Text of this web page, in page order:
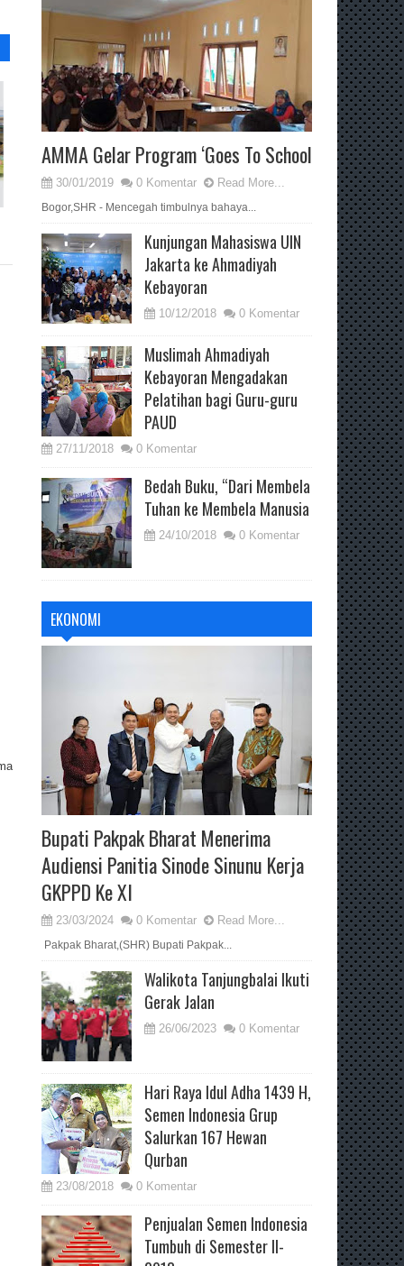
AMMA Gelar Program ‘Goes To School
30/01/2019 0 Komentar Read More...
Bogor,SHR - Mencegah timbulnya bahaya...
Kunjungan Mahasiswa UIN
Jakarta ke Ahmadiyah
Kebayoran
10/12/2018 0 Komentar
Muslimah Ahmadiyah
Kebayoran Mengadakan
Pelatihan bagi Guru-guru
PAUD
27/11/2018 0 Komentar
Bedah Buku, “Dari Membela
Tuhan ke Membela Manusia
24/10/2018 0 Komentar
EKONOMI
Bupati Pakpak Bharat Menerima
Audiensi Panitia Sinode Sinunu Kerja
GKPPD Ke XI
23/03/2024 0 Komentar Read More...
Pakpak Bharat,(SHR) Bupati Pakpak...
Walikota Tanjungbalai Ikuti
Gerak Jalan
26/06/2023 0 Komentar
Hari Raya Idul Adha 1439 H,
Semen Indonesia Grup
Salurkan 167 Hewan
Qurban
23/08/2018 0 Komentar
Penjualan Semen Indonesia
Tumbuh di Semester II-